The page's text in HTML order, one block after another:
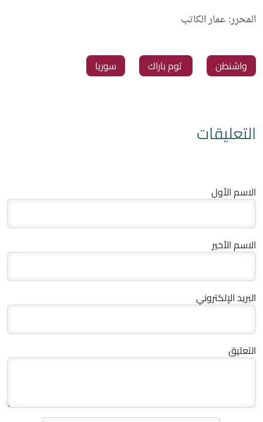
المحرر: عمار الكاتب
‏واشنطن ‏ توم باراك ‏سوريا
التعليقات
الاسم الأول
الاسم الأخير
البريد الإلكتروني
التعليق